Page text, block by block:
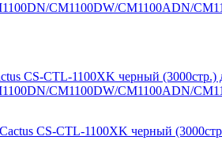
CS-CTL-1100XK черный (3000стр.)
CM1100DW/CM1100ADN/